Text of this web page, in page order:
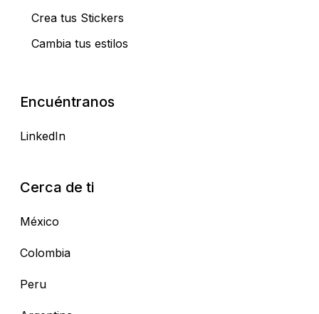
Crea tus Stickers
Cambia tus estilos
Encuéntranos
LinkedIn
Cerca de ti
México
Colombia
Peru